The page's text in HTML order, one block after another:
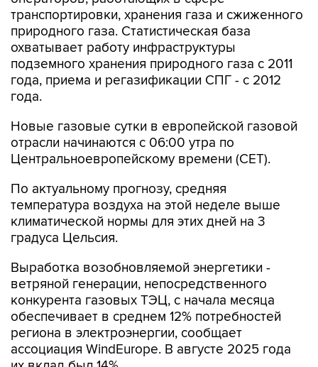
транспортировки, хранения газа и сжиженного
природного газа. Статистическая база
охватывает работу инфраструктуры
подземного хранения природного газа с 2011
года, приема и регазификации СПГ - с 2012
года.
Новые газовые сутки в европейской газовой
отрасли начинаются c 06:00 утра по
Центральноевропейскому времени (CET).
По актуальному прогнозу, средняя
температура воздуха на этой неделе выше
климатической нормы для этих дней на 3
градуса Цельсия.
Выработка возобновляемой энергетики -
ветряной генерации, непосредственного
конкурента газовых ТЭЦ, с начала месяца
обеспечивает в среднем 12% потребностей
региона в электроэнергии, сообщает
ассоциация WindEurope. В августе 2025 года